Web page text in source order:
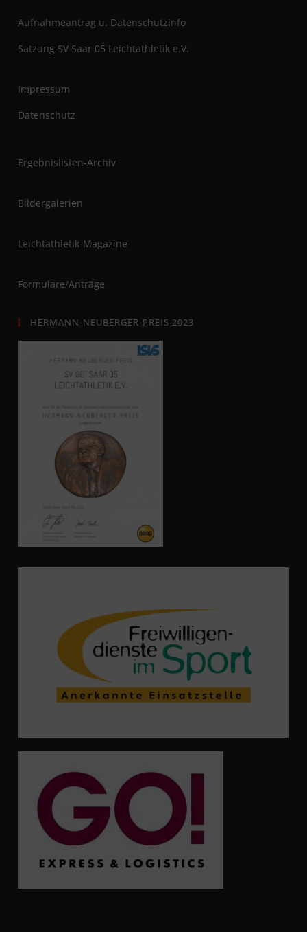
Aufnahmeantrag u. Datenschutzinfo
Satzung SV Saar 05 Leichtathletik e.V.
Impressum
Datenschutz
Ergebnislisten-Archiv
Bildergalerien
Leichtathletik-Magazine
Formulare/Anträge
HERMANN-NEUBERGER-PREIS 2023